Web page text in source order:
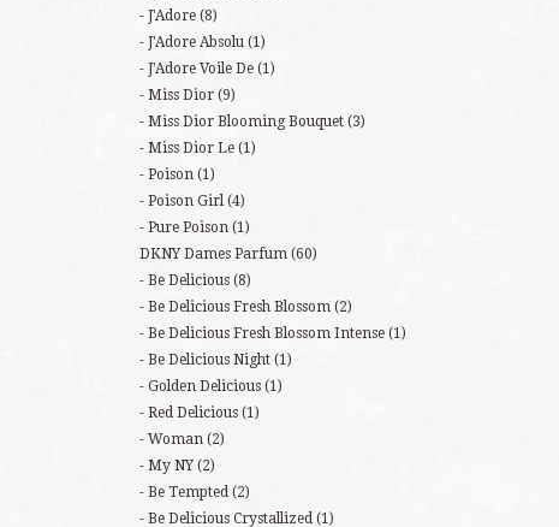
J'Adore (8)
J'Adore Absolu (1)
J'Adore Voile De (1)
Miss Dior (9)
Miss Dior Blooming Bouquet (3)
Miss Dior Le (1)
Poison (1)
Poison Girl (4)
Pure Poison (1)
DKNY Dames Parfum (60)
Be Delicious (8)
Be Delicious Fresh Blossom (2)
Be Delicious Fresh Blossom Intense (1)
Be Delicious Night (1)
Golden Delicious (1)
Red Delicious (1)
Woman (2)
My NY (2)
Be Tempted (2)
Be Delicious Crystallized (1)